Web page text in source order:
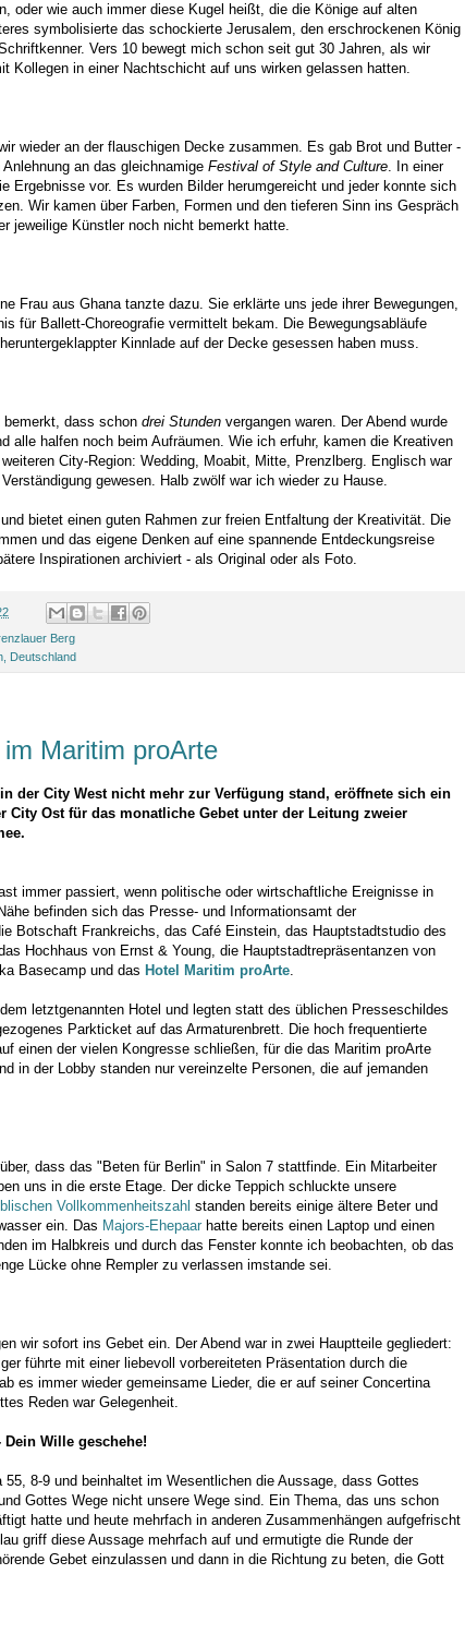
oder wie auch immer diese Kugel heißt, die die Könige auf alten
symbolisierte das schockierte Jerusalem, den erschrockenen König
Vers 10 bewegt mich schon seit gut 30 Jahren, als wir
Kollegen in einer Nachtschicht auf uns wirken gelassen hatten.
wieder an der flauschigen Decke zusammen. Es gab Brot und Butter -
an das gleichnamige Festival of Style and Culture. In einer
Ergebnisse vor. Es wurden Bilder herumgereicht und jeder konnte sich
Wir kamen über Farben, Formen und den tieferen Sinn ins Gespräch
jeweilige Künstler noch nicht bemerkt hatte.
Frau aus Ghana tanzte dazu. Sie erklärte uns jede ihrer Bewegungen,
für Ballett-Choreografie vermittelt bekam. Die Bewegungsabläufe
Kinnlade auf der Decke gesessen haben muss.
dass schon drei Stunden vergangen waren. Der Abend wurde
alle halfen noch beim Aufräumen. Wie ich erfuhr, kamen die Kreativen
City-Region: Wedding, Moabit, Mitte, Prenzlberg. Englisch war
gewesen. Halb zwölf war ich wieder zu Hause.
bietet einen guten Rahmen zur freien Entfaltung der Kreativität. Die
und das eigene Denken auf eine spannende Entdeckungsreise
Inspirationen archiviert - als Original oder als Foto.
Berg
Deutschland
Maritim proArte
der City West nicht mehr zur Verfügung stand, eröffnete sich ein
City Ost für das monatliche Gebet unter der Leitung zweier
immer passiert, wenn politische oder wirtschaftliche Ereignisse in
befinden sich das Presse- und Informationsamt der
Botschaft Frankreichs, das Café Einstein, das Hauptstadtstudio des
Hochhaus von Ernst & Young, die Hauptstadtrepräsentanzen von
Basecamp und das Hotel Maritim proArte
letztgenannten Hotel und legten statt des üblichen Presseschildes
Parkticket auf das Armaturenbrett. Die hoch frequentierte
einen der vielen Kongresse schließen, für die das Maritim proArte
in der Lobby standen nur vereinzelte Personen, die auf jemanden
dass das "Beten für Berlin" in Salon 7 stattfinde. Ein Mitarbeiter
uns in die erste Etage. Der dicke Teppich schluckte unsere
Vollkommenheitszahl standen bereits einige ältere Beter und
ein. Das Majors-Ehepaar hatte bereits einen Laptop und einen
im Halbkreis und durch das Fenster konnte ich beobachten, ob das
Lücke ohne Rempler zu verlassen imstande sei.
wir sofort ins Gebet ein. Der Abend war in zwei Hauptteile gegliedert:
führte mit einer liebevoll vorbereiteten Präsentation durch die
es immer wieder gemeinsame Lieder, die er auf seiner Concertina
Reden war Gelegenheit.
Dein Wille geschehe!
8-9 und beinhaltet im Wesentlichen die Aussage, dass Gottes
Gottes Wege nicht unsere Wege sind. Ein Thema, das uns schon
hatte und heute mehrfach in anderen Zusammenhängen aufgefrischt
griff diese Aussage mehrfach auf und ermutigte die Runde der
Gebet einzulassen und dann in die Richtung zu beten, die Gott